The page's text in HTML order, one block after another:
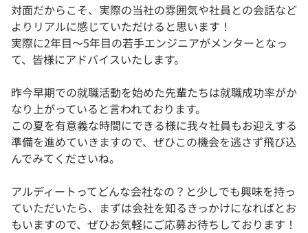
対面だからこそ、実際の当社の雰囲気や社員との会話など
よりリアルに感じていただけると思います！
実際に2年目〜5年目の若手エンジニアがメンターとなっ
て、皆様にアドバイスいたします。
昨今早期での就職活動を始めた先輩たちは就職成功率がか
なり上がっていると言われております。
この夏を有意義な時間にできる様に我々社員もお迎えする
準備を進めていきますので、ぜひこの機会を逃さず飛び込
んでみてくださいね。
アルディートってどんな会社なの？と少しでも興味を持っ
ていただいたら、まずは会社を知るきっかけになればとお
もいますので、ぜひお気軽にご応募お待ちしております！